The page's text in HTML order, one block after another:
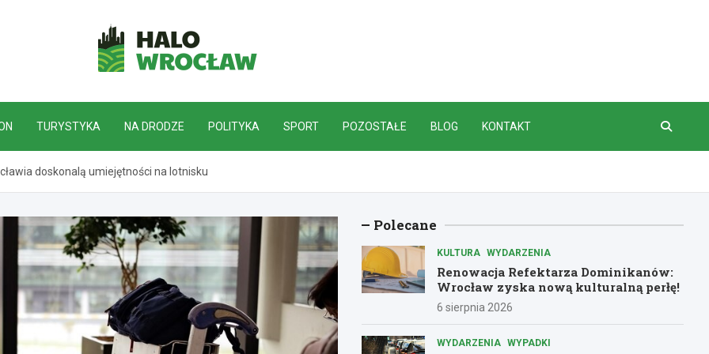
HaloWrocław.pl
TURYSTYKA NA DRODZE POLITYKA SPORT POZOSTAŁE BLOG KONTAKT
doskonalą umiejętności na lotnisku
Polecane
KULTURA WYDARZENIA
Renowacja Refektarza Dominikanów:
Wrocław zyska nową kulturalną perłę!
6 sierpnia 2026
WYDARZENIA WYPADKI